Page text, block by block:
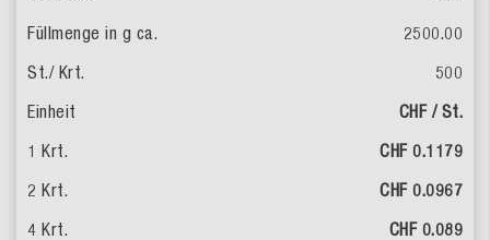
2500.00
500
CHF / St.
CHF 0.1179
CHF 0.0967
CHF 0.089